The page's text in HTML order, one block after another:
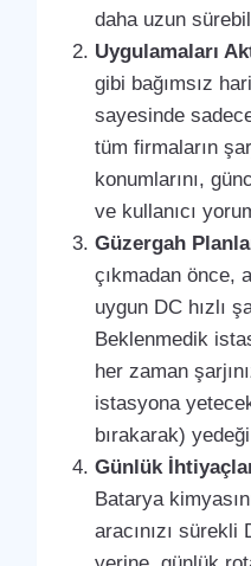
daha uzun
Uygulamaları
gibi bağımsız
sayesinde
tüm firmaların
konumlarını,
ve kullanıcı
Güzergah
çıkmadan önce,
uygun DC hızlı
Beklenmedik
her zaman
istasyona
bırakarak)
Günlük
Batarya
aracınızı sürekli